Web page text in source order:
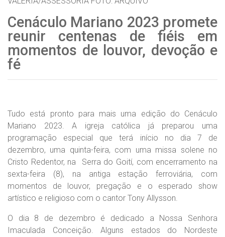
Cenáculo Mariano 2023 promete
reunir centenas de fiéis em
momentos de louvor, devoção e
fé
Tudo está pronto para mais uma edição do Cenáculo
Mariano 2023. A igreja católica já preparou uma
programação especial que terá início no dia 7 de
dezembro, uma quinta-feira, com uma missa solene no
Cristo Redentor, na Serra do Goití, com encerramento na
sexta-feira (8), na antiga estação ferroviária, com
momentos de louvor, pregação e o esperado show
artístico e religioso com o cantor Tony Allysson.
O dia 8 de dezembro é dedicado a Nossa Senhora
Imaculada Conceição. Alguns estados do Nordeste